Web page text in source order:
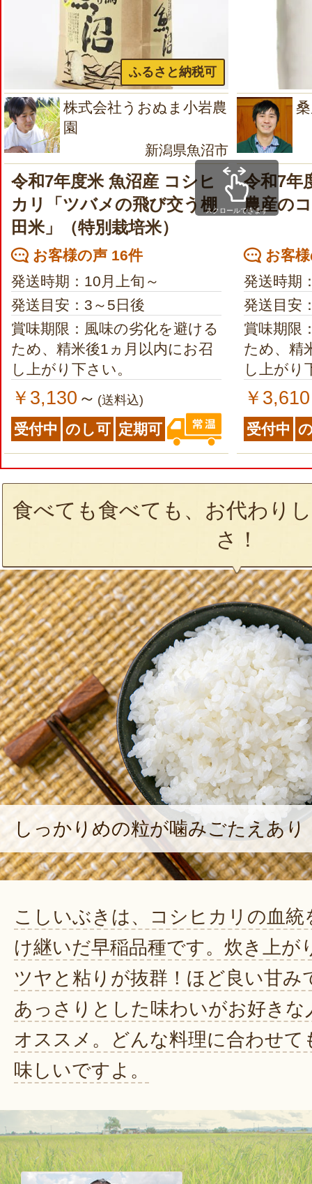
ふるさと納税可
株式会社うおぬま小岩農
園
新潟県魚沼市
令和7年度米 魚沼産 コシヒ
カリ「ツバメの飛び交う棚
田米」（特別栽培米）
お客様の声 16件
発送時期：10月上旬～
発送目安：3～5日後
賞味期限：風味の劣化を避ける
ため、精米後1ヵ月以内にお召
し上がり下さい。
￥3,130 ～ (送料込)
受付中 のし可 定期可
令和7年
農産の
お客
発送時期
発送目安
賞味期限
ため、精
し上がり
￥3,610
受付中
スクロールできます
食べても食べても、お代わり
さ！
しっかりめの粒が噛みごたえあり
こしいぶきは、コシヒカリの血統
け継いだ早稲品種です。炊き上が
ツヤと粘りが抜群！ほど良い甘み
あっさりとした味わいがお好きな
オススメ。どんな料理に合わせて
味しいですよ。